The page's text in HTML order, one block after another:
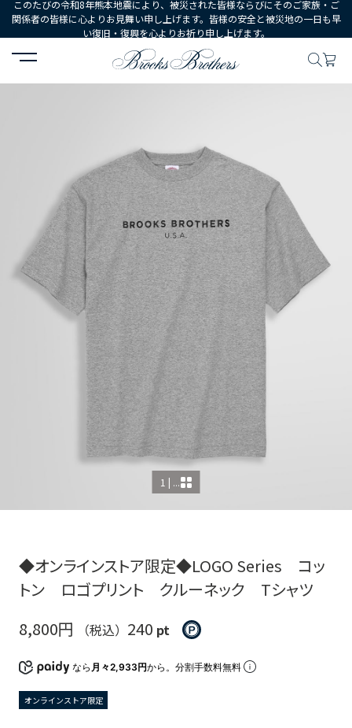
このたびの令和8年熊本地震により、被災された皆様ならびにそのご家族・ご
関係者の皆様に心よりお見舞い申し上げます。皆様の安全と被災地の一日も早
い復旧・復興を心よりお祈り申し上げます。
HOME ウェア トップス Tシャツ・カットソー ◆オン
1 | ...
◆オンラインストア限定◆LOGO Series コッ
トン ロゴプリント クルーネック Tシャツ
8,800円
（税込） 240 pt
なら 月々2,933円から。分割手数料無料
オンラインストア限定